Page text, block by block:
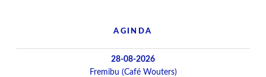
AGINDA
28-08-2026
Fremibu (Café Wouters)